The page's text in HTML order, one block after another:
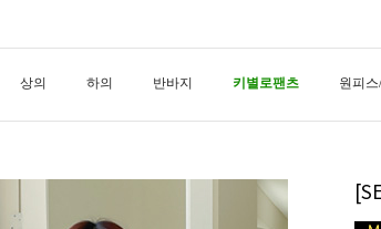
상의 하의 반바지 키별로팬츠 원피